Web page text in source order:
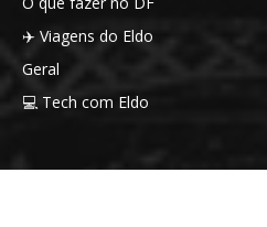
✈️ Viagens do Eldo
Geral
💻 Tech com Eldo